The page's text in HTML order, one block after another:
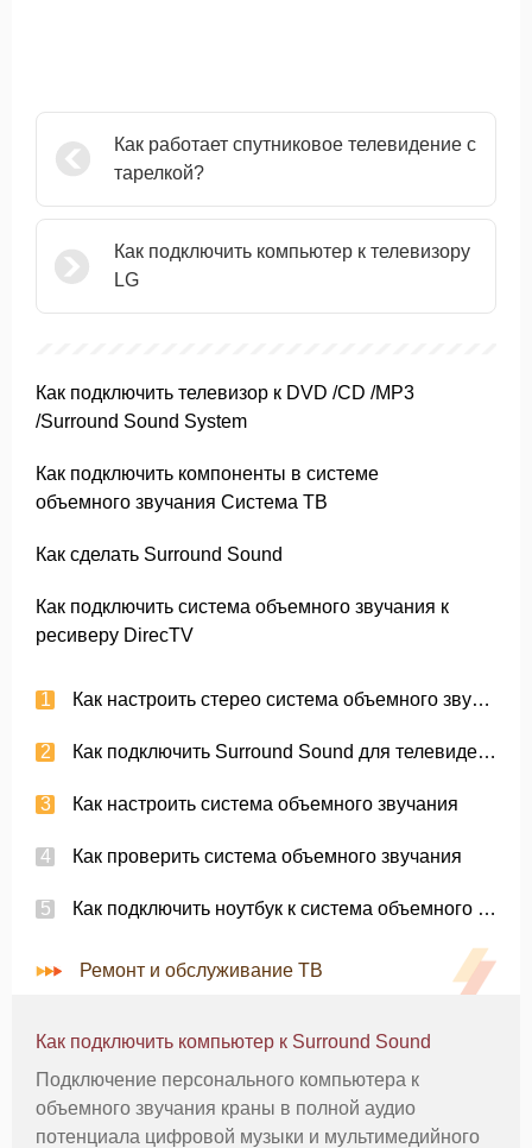
Как работает спутниковое телевидение с
тарелкой?
Как подключить компьютер к телевизору
LG
Как подключить телевизор к DVD /CD /MP3
/Surround Sound System
Как подключить компоненты в системе
объемного звучания Система ТВ
Как сделать Surround Sound
Как подключить система объемного звучания к
ресиверу DirecTV
Как настроить стерео система объемного звучания
Как подключить Surround Sound для телевидения
Как настроить система объемного звучания
Как проверить система объемного звучания
Как подключить ноутбук к система объемного звучания
Ремонт и обслуживание ТВ
Как подключить компьютер к Surround Sound
Подключение персонального компьютера к
объемного звучания краны в полной аудио
потенциала цифровой музыки и мультимедийного